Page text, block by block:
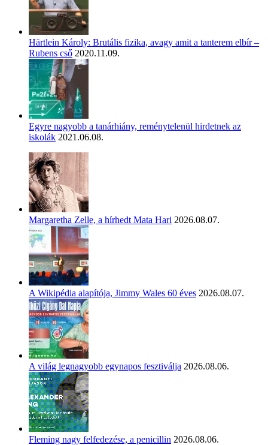
Härtlein Károly: Brutális fizika, avagy amit a tanterem elbír –
Rubens cső 2020.11.09.
Egyre nagyobb a tanárhiány, reménytelenül hirdetnek az
iskolák 2021.06.08.
Margaretha Zelle, a hírhedt Mata Hari 2026.08.07.
A Wikipédia alapítója, Jimmy Wales 60 éves 2026.08.07.
A világ legnagyobb egynapos fesztiválja 2026.08.06.
Fleming nagy felfedezése, a penicillin 2026.08.06.